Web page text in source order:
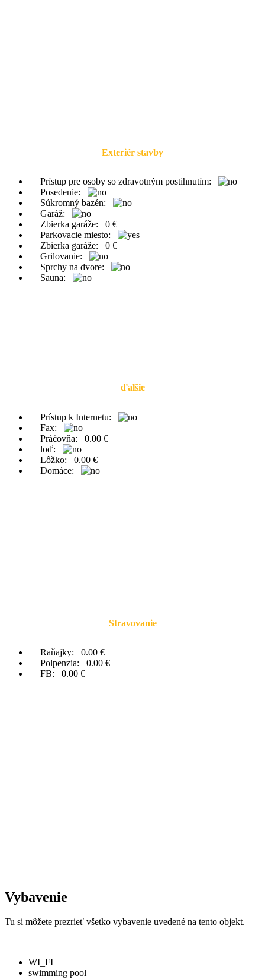
Exteriér stavby
Prístup pre osoby so zdravotným postihnutím:
Posedenie:
Súkromný bazén:
Garáž:
Zbierka garáže: 0 €
Parkovacie miesto:
Zbierka garáže: 0 €
Grilovanie:
Sprchy na dvore:
Sauna:
ďalšie
Prístup k Internetu:
Fax:
Práčovňa: 0.00 €
loď:
Lôžko: 0.00 €
Domáce:
Stravovanie
Raňajky: 0.00 €
Polpenzia: 0.00 €
FB: 0.00 €
Vybavenie
Tu si môžete prezrieť všetko vybavenie uvedené na tento objekt.
WI_FI
swimming pool